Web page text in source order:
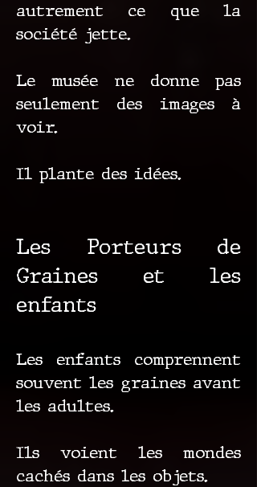
autrement ce que la
société jette.
Le musée ne donne pas
seulement des images à
voir.
Il plante des idées.
Les Porteurs de
Graines et les
enfants
Les enfants comprennent
souvent les graines avant
les adultes.
Ils voient les mondes
cachés dans les objets.